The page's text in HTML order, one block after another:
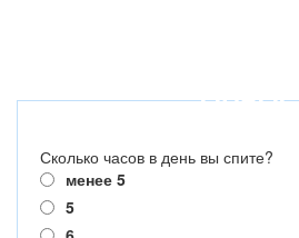
ОПРОС
Сколько часов в день вы спите?
менее 5
5